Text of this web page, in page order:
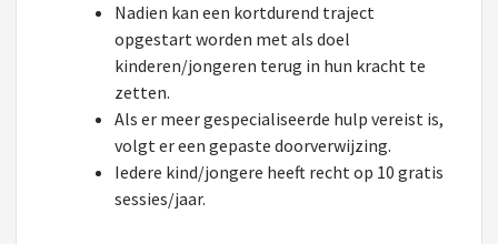
Nadien kan een kortdurend traject
opgestart worden met als doel
kinderen/jongeren terug in hun kracht te
zetten.
Als er meer gespecialiseerde hulp vereist is,
volgt er een gepaste doorverwijzing.
Iedere kind/jongere heeft recht op 10 gratis
sessies/jaar.